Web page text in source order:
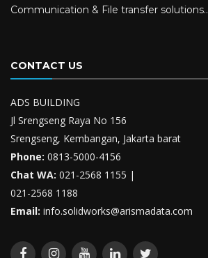
Communication & File transfer solutions..
CONTACT US
ADS BUILDING
Jl Srengseng Raya No 156
Srengseng, Kembangan, Jakarta barat
Phone: 0813-5000-4156
Chat WA: 021-2568 1155 |
021-2568 1188
Email: info.solidworks@arismadata.com